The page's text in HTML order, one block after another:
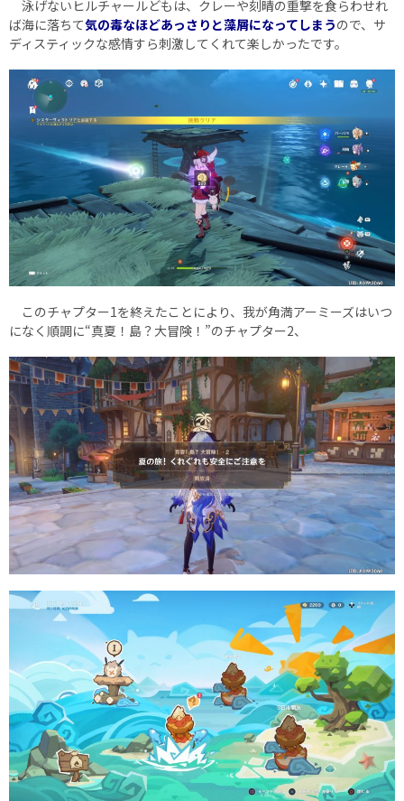
泳げないヒルチャールどもは、クレーや刻晴の重撃を食らわせれ
ば海に落ちて気の毒なほどあっさりと藻屑になってしまうので、サ
ディスティックな感情すら刺激してくれて楽しかったです。
このチャプター1を終えたことにより、我が角満アーミーズはいつ
になく順調に“真夏！島？大冒険！”のチャプター2、